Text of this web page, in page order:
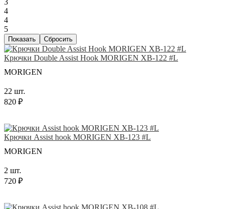
4
4
5
Крючки Double Assist Hook MORIGEN XB-122 #L
MORIGEN
22 шт.
820 ₽
Крючки Аssist hook MORIGEN XB-123 #L
MORIGEN
2 шт.
720 ₽